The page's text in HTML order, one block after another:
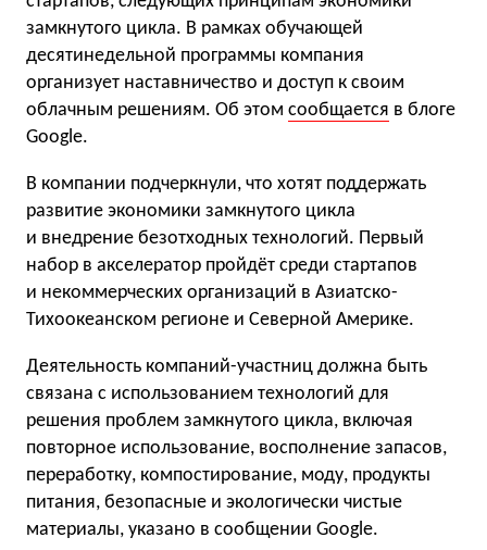
замкнутого цикла. В рамках обучающей
десятинедельной программы компания
организует наставничество и доступ к своим
облачным решениям. Об этом сообщается в блоге
Google.
В компании подчеркнули, что хотят поддержать
развитие экономики замкнутого цикла
и внедрение безотходных технологий. Первый
набор в акселератор пройдёт среди стартапов
и некоммерческих организаций в Азиатско-
Тихоокеанском регионе и Северной Америке.
Деятельность компаний-участниц должна быть
связана с использованием технологий для
решения проблем замкнутого цикла, включая
повторное использование, восполнение запасов,
переработку, компостирование, моду, продукты
питания, безопасные и экологически чистые
материалы, указано в сообщении Google.